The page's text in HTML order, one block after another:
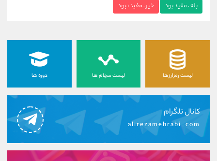
بله ، مفید بود خیر ، مفید نبود
لیست رمزارزها لیست سهام ها دوره ها
کانال تلگرام
alirezamehrabi_com